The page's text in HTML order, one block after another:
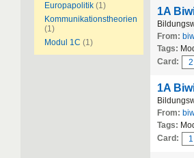
Europapolitik (1)
Kommunikationstheorien
(1)
Modul 1C (1)
1A
From:
Tags:
Card:
2
1A
From:
Tags:
Card:
1